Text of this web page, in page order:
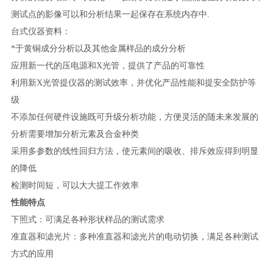
测试点的影像可以和分析结果一起保存在系统内存中.
台式仪器资料：
*于黄铜成分分析以及其他金属样品的成分分析
应用新一代的压电源和X光管，提供了产品的可靠性
利用新X光管提仪器的测试效率，并优化产品性能和提安全防护等
级
不添加任何硬件设施既可升级分析功能，方便灵活的随未来发展的
分析需要增加分析元素及合金种类
采用多参数的线性回归方法，使元素间的吸收、排斥效应得到明显
的降低
检测时间短，可以大大提工作效率
性能特点
下照式：可满足各种形状样品的测试需求
准直器和滤光片：多种准直器和滤光片的电动切换，满足各种测试
方式的应用